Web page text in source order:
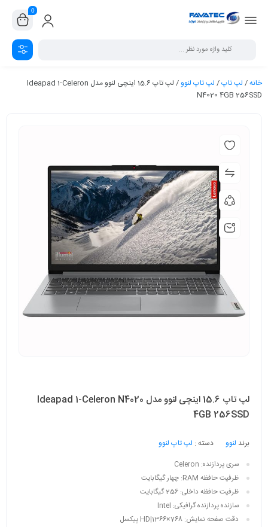
0
خانه/ لپ تاپ/ لپ تاپ لنوو
/ لپ تاپ 15.6 اینچی لنوو مدل Ideapad 1-Celeron
N4020 4GB 256SSD
لپ تاپ 15.6 اینچی لنوو مدل Ideapad 1-Celeron N4020
4GB 256SSD
برند لنوو دسته : لپ تاپ لنوو
سری پردازنده: Celeron
ظرفیت حافظه RAM:
چهار گیگابایت
ظرفیت حافظه داخلی: 256 گیگابایت
سازنده پردازنده گرافیکی: Intel
دقت صفحه نمایش: HD|1366×768 پیکسل